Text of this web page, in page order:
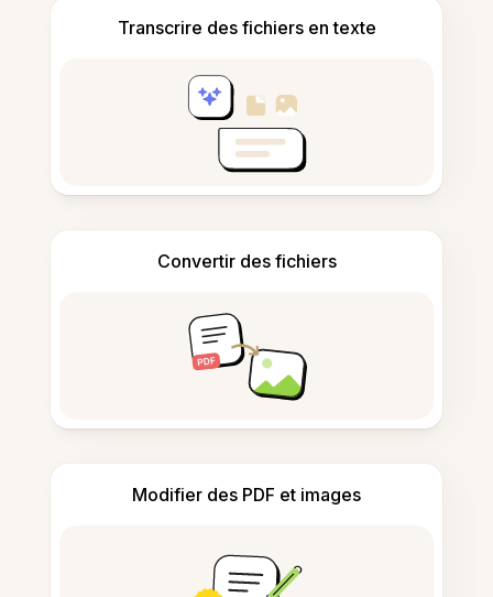
Transcrire des fichiers en texte
Convertir des fichiers
Modifier des PDF et images